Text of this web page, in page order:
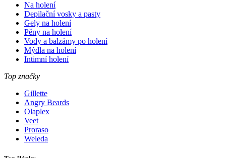
Na holení
Depilační vosky a pasty
Gely na holení
Pěny na holení
Vody a balzámy po holení
Mýdla na holení
Intimní holení
Top značky
Gillette
Angry Beards
Olaplex
Veet
Proraso
Weleda